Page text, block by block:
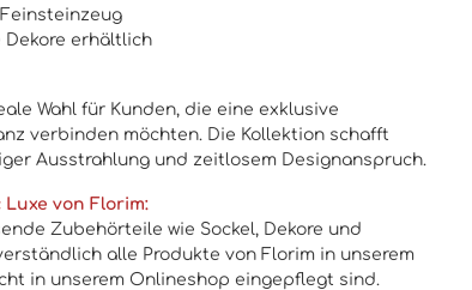
Dekore erhältlich
Wahl für Kunden, die eine exklusive
verbinden möchten. Die Kollektion schafft
Ausstrahlung und zeitlosem Designanspruch.
von Florim:
Zubehörteile wie Sockel, Dekore und
alle Produkte von Florim in unserem
in unserem Onlineshop eingepflegt sind.